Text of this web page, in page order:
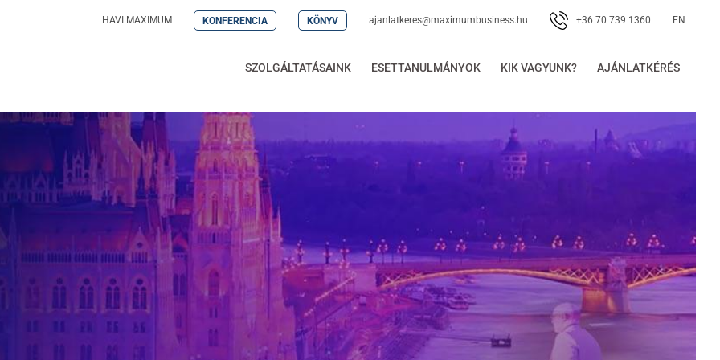
HAVI MAXIMUM KONFERENCIA KÖNYV ajanlatkeres@maximumbusiness.hu +36 70 739 1360 EN
SZOLGÁLTATÁSAINK ESETTANULMÁNYOK KIK VAGYUNK? AJÁNLATKÉRÉS